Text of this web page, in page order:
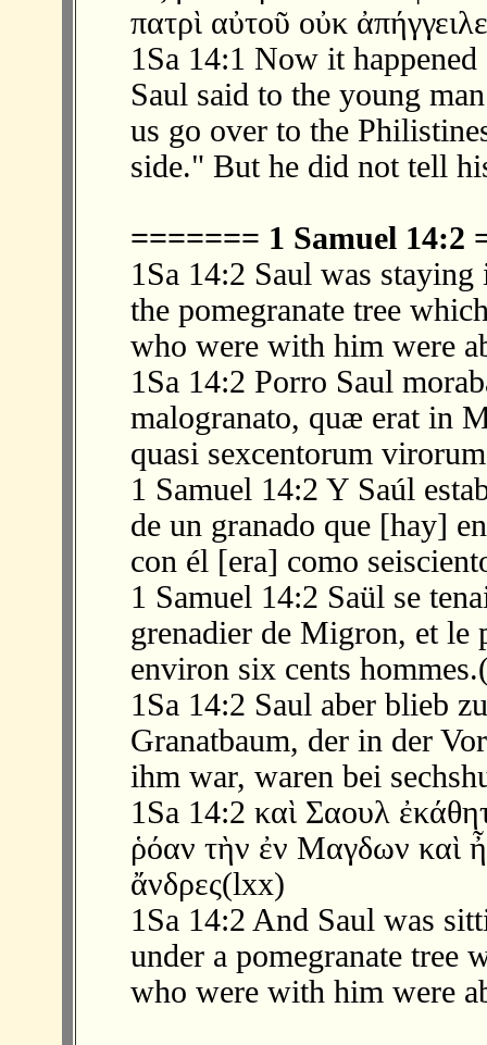
πατρὶ αὐτοῦ οὐκ
1Sa 14:1 Now it
Saul said to the young
us go over to the
side." But he did not tell
======= 1 Samuel 14:2
1Sa 14:2 Saul was
the pomegranate tree
who were with him were
1Sa 14:2 Porro Saul
malogranato, quæ erat in
quasi sexcentorum
1 Samuel 14:2 Y Saúl
de un granado que [hay]
con él [era] como
1 Samuel 14:2 Saül se
grenadier de Migron, et le
environ six cents
1Sa 14:2 Saul aber blieb
Granatbaum, der in der
ihm war, waren bei
1Sa 14:2 καὶ Σαουλ
ῥόαν τὴν ἐν Μαγδων καὶ
ἄνδρες(lxx)
1Sa 14:2 And Saul was
under a pomegranate tree
who were with him were